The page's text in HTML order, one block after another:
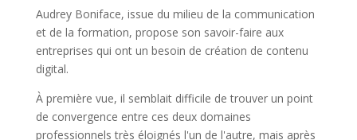
Audrey Boniface, issue du milieu de la communication
et de la formation, propose son savoir-faire aux
entreprises qui ont un besoin de création de contenu
digital.
À première vue, il semblait difficile de trouver un point
de convergence entre ces deux domaines
professionnels très éloignés l'un de l'autre, mais après